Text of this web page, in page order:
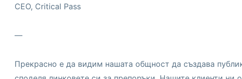
CEO, Critical Pass
—
Прекрасно е да видим нашата общност да създава